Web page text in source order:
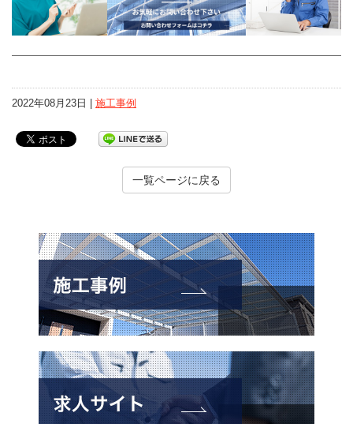
2022年08月23日 | 施工事例
一覧ページに戻る